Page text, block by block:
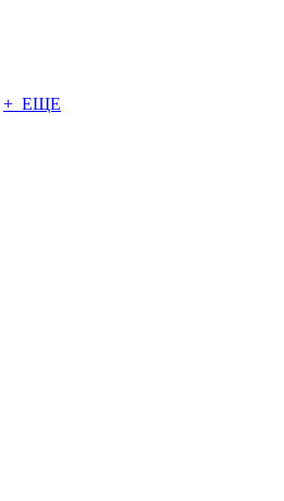
+ ЕЩЕ